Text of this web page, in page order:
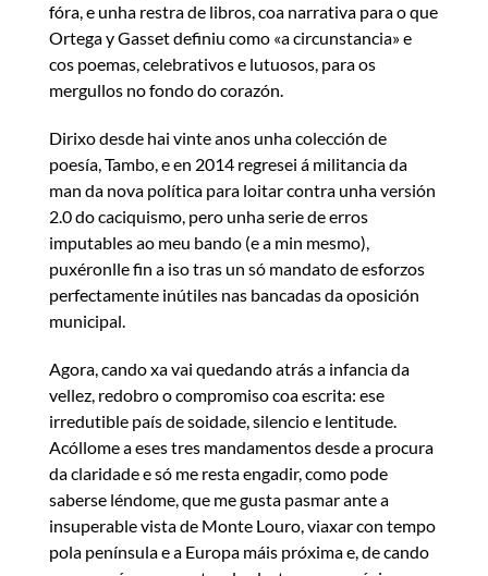
fóra, e unha restra de libros, coa narrativa para o que
Ortega y Gasset definiu como «a circunstancia» e
cos poemas, celebrativos e lutuosos, para os
mergullos no fondo do corazón.
Dirixo desde hai vinte anos unha colección de
poesía, Tambo, e en 2014 regresei á militancia da
man da nova política para loitar contra unha versión
2.0 do caciquismo, pero unha serie de erros
imputables ao meu bando (e a min mesmo),
puxéronlle fin a iso tras un só mandato de esforzos
perfectamente inútiles nas bancadas da oposición
municipal.
Agora, cando xa vai quedando atrás a infancia da
vellez, redobro o compromiso coa escrita: ese
irredutible país de soidade, silencio e lentitude.
Acóllome a eses tres mandamentos desde a procura
da claridade e só me resta engadir, como pode
saberse léndome, que me gusta pasmar ante a
insuperable vista de Monte Louro, viaxar con tempo
pola península e a Europa máis próxima e, de cando